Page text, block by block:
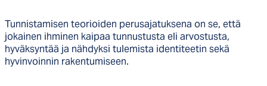
Tunnistamisen teorioiden perusajatuksena on se, että
jokainen ihminen kaipaa tunnustusta eli arvostusta,
hyväksyntää ja nähdyksi tulemista identiteetin sekä
hyvinvoinnin rakentumiseen.